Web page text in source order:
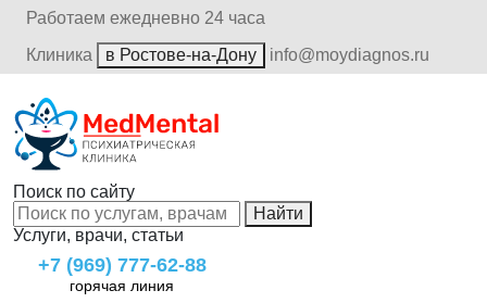
Работаем ежедневно 24 часа
Клиника
в Ростове-на-Дону info@moydiagnos.ru
Поиск по сайту
Найти
Услуги, врачи, статьи
+7 (969) 777-62-88
горячая линия